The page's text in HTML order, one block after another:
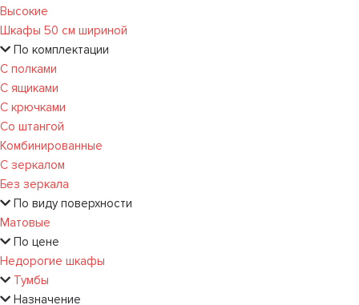
Высокие
Шкафы 50 см шириной
По комплектации
С полками
С ящиками
С крючками
Со штангой
Комбинированные
С зеркалом
Без зеркала
По виду поверхности
Матовые
По цене
Недорогие шкафы
Тумбы
Назначение